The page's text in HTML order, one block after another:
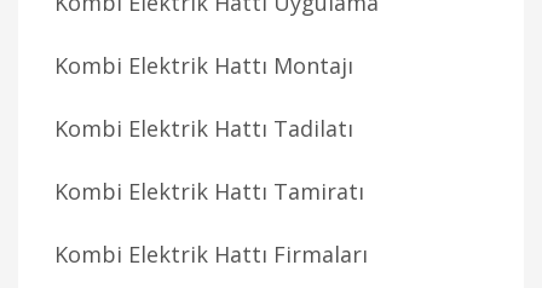
Kombi Elektrik Hattı Montajı
Kombi Elektrik Hattı Tadilatı
Kombi Elektrik Hattı Tamiratı
Kombi Elektrik Hattı Firmaları